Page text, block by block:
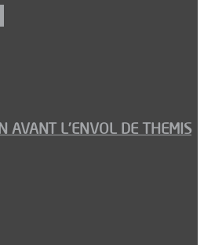
AVANT L’ENVOL DE THEMIS